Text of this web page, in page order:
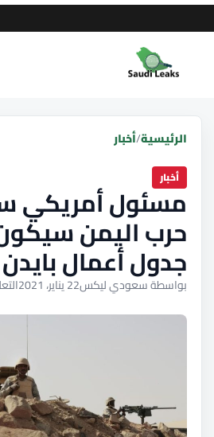
الرئيسية/أخبار
أخبار
مسئول أمريكي
حرب اليمن
جدول أعمال بايدن
بواسطة سعودي ليكس22 يناير، 2021